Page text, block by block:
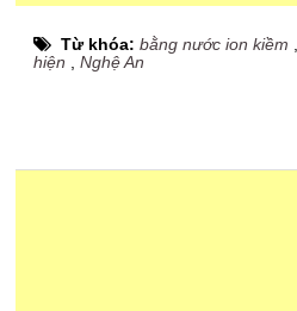
Từ khóa:bằng nước ion kiềm
hiện ,Nghệ An